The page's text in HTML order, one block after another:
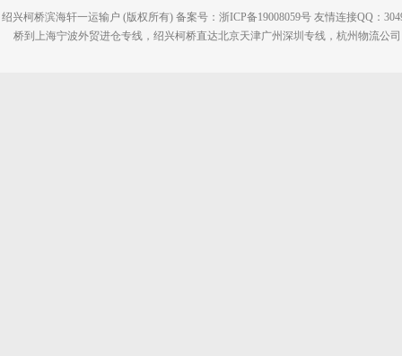
绍兴柯桥滨海轩一运输户 (版权所有) 备案号：浙ICP备19008059号 友情连接QQ：
桥到上海宁波外贸进仓专线，绍兴柯桥直达北京天津广州深圳专线，杭州物流公